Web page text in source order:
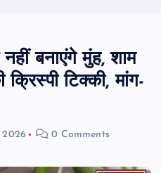
बनाएंगे मुंह, शाम
टिक्की, मांग-
2026 0 Comments